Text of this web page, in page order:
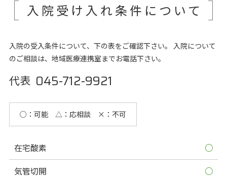
入院受け入れ条件について
入院の受入条件について、下の表をご確認下さい。 入院について
のご相談は、地域医療連携室までお電話下さい。
代表 045-712-9921
○：可能 △：応相談 ×：不可
在宅酸素
○
気管切開
○